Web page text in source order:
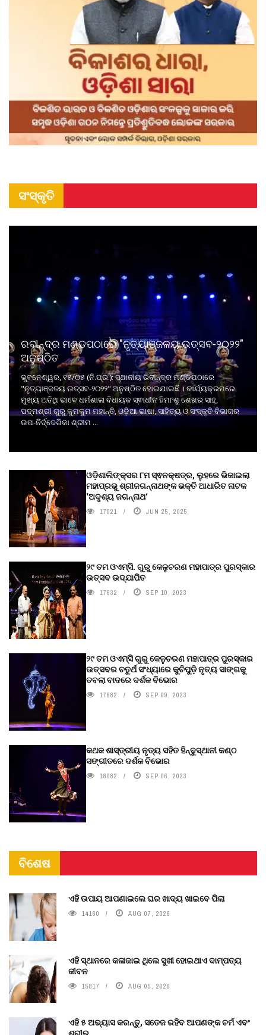
ସଂସ୍କୃତି
ରବୀନ୍ଦ୍ର ମଣ୍ଡପଠାରେ "ନୃତ୍ୟାଞ୍ଜଳୟ ଉତ୍ସବ-୨୦୨୨"
ଅନୁଷ୍ଠିତ
ଭୁବନେଶ୍ୱର, ୧୫/୦୫ (ନି.ପ୍ର.): ସ୍ଥାନୀୟ ରବୀନ୍ଦ୍ର ମଣ୍ଡପଠାରେ
"ନୃତ୍ୟାଞ୍ଜଳୟ ଉତ୍ସବ-୨୦୨୨" ଅନୁଷ୍ଠିତ ହୋଇଯାଇଛି । କାର୍ଯ୍ୟକ୍ରମରେ
ମୁଖ୍ୟ ଅତିଥି ଭାବେ ଧର୍ମଶାଳା ବିଧାୟକ ସ୍ଵାଧୀନ ହିମାଂଶୁ ଶେଖର ସାହୁ,
ପଦ୍ମଶ୍ରୀ ଗୁରୁ କୁମକୁମ ମହାନ୍ତି, ଓଡ଼ିଆ ଭାଷା, ସାହିତ୍ୟ ଓ ସଂସ୍କୃତି ବିଭାଗର
ଉପ-ନିର୍ଦ୍ଦେଶିକା ଶ୍ରୀମ ...
ଓଡ଼ିଶାଲିଙ୍କ୍ସର ୮ମ ସ୍ଵନକ୍ଷତ୍ର, ଲୁହରେ ଭିଜାଇଲା
ମହାପ୍ରଭୁ ଶ୍ରୀଜଗନ୍ନାଥଙ୍କ ଭକ୍ତି ଆଧାରିତ ନାଟକ
‘ଅଦୃଶ୍ୟ ଜଗନ୍ନାଥ‘
17021 JUN 25, 2025
୨୯ ତମ ଓଏମ୍‌ସି. ଗୁରୁ କେଳୁଚରଣ ମହାପାତ୍ର ପୁରସ୍କାର
ଉତ୍ସବ ଉଦ୍‍ଯାପିତ
17632 SEP 10, 2023
୨୯ ତମ ଓଏମ୍‌ସି ଗୁରୁ କେଳୁଚରଣ ମହାପାତ୍ର ପୁରସ୍କାର
ଉତ୍ସବର ଚତୁର୍ଥ ସଂଧ୍ୟାରେ କୁଚିପୁଡ଼ି ନୃତ୍ୟ ସାଙ୍ଗକୁ
ତବଲା ବାଦରେ ଦର୍ଶକ ବିଭୋର
17682 SEP 09, 2023
କଥକ ଶାସ୍ତ୍ରୀୟ ନୃତ୍ୟ ସହିତ ହିନ୍ଦୁସ୍ଥାନୀ କଣ୍ଠ
ସଙ୍ଗୀତରେ ଦର୍ଶକ ବିଭୋର
18082 SEP 06, 2023
ବିଶେଷ
ଏହି ଉପାୟ ଆପଣାଇଲେ ଘର ଖାଦ୍ୟ ଖାଇବେ ପିଲା
14160 AUG 07, 2026
ଏହି ସ୍ଥାନରେ କଳାଜାଇ ଥିଲେ ସୁଖୀ ହୋଇଥାଏ ଦାମ୍ପତ୍ୟ
ଜୀବନ
15817 AUG 05, 2026
ଏହି ୫ ଅଭ୍ୟାସ କରନ୍ତୁ, ସତେଜ ରହିବ ଆପଣଙ୍କ ଚର୍ମ ଏବଂ